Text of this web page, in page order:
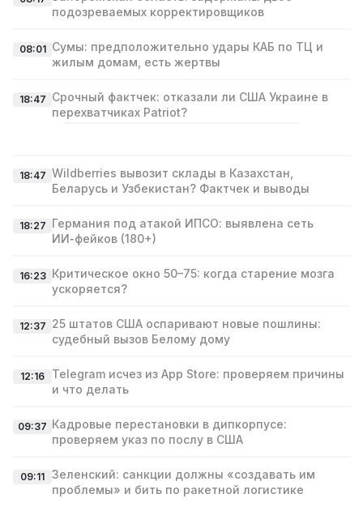
подозреваемых корректировщиков
08:01 Сумы: предположительно удары КАБ по ТЦ и
жилым домам, есть жертвы
18:47 Срочный фактчек: отказали ли США Украине в
перехватчиках Patriot?
18:47 Wildberries вывозит склады в Казахстан,
Беларусь и Узбекистан? Фактчек и выводы
18:27 Германия под атакой ИПСО: выявлена сеть
ИИ‑фейков (180+)
16:23 Критическое окно 50–75: когда старение мозга
ускоряется?
12:37 25 штатов США оспаривают новые пошлины:
судебный вызов Белому дому
12:16
Telegram исчез из App Store: проверяем причины
и что делать
09:37 Кадровые перестановки в дипкорпусе:
проверяем указ по послу в США
09:11 Зеленский: санкции должны «создавать им
проблемы» и бить по ракетной логистике